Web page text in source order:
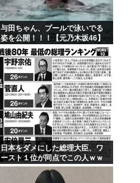
与田ちゃん、プールで泳いでる
姿を公開！！！【元乃木坂46】
日本をダメにした総理大臣、ワ
ースト１位が同点でこの人ｗｗ
ｗｗｗｗ